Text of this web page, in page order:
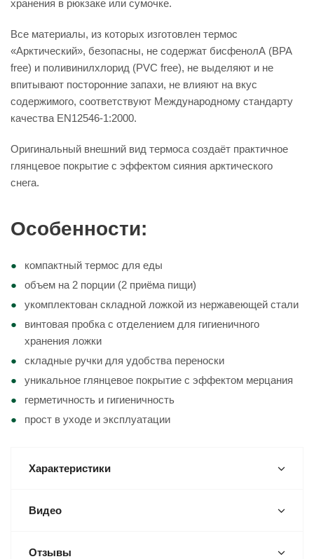
хранения в рюкзаке или сумочке.
Все материалы, из которых изготовлен термос
«Арктический», безопасны, не содержат бисфенолА (BPA
free) и поливинилхлорид (PVC free), не выделяют и не
впитывают посторонние запахи, не влияют на вкус
содержимого, соответствуют Международному стандарту
качества EN12546-1:2000.
Оригинальный внешний вид термоса создаёт практичное
глянцевое покрытие с эффектом сияния арктического
снега.
Особенности:
компактный термос для еды
объем на 2 порции (2 приёма пищи)
укомплектован складной ложкой из нержавеющей стали
винтовая пробка с отделением для гигиеничного
хранения ложки
складные ручки для удобства переноски
уникальное глянцевое покрытие с эффектом мерцания
герметичность и гигиеничность
прост в уходе и эксплуатации
Характеристики
Видео
Отзывы